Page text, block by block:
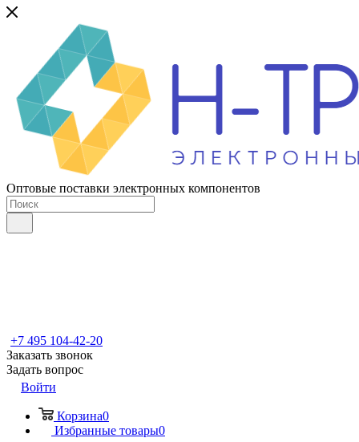
Оптовые поставки электронных компонентов
+7 495 104-42-20
Заказать звонок
Задать вопрос
Войти
Корзина0
Избранные товары0